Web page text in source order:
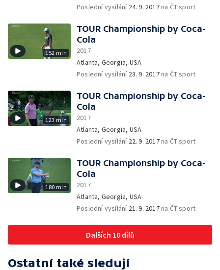
Poslední vysílání 24. 9. 2017na ČT sport
152 min
TOUR Championship by Coca-
Cola
2017
Atlanta, Georgia, USA
Poslední vysílání 23. 9. 2017na ČT sport
123 min
TOUR Championship by Coca-
Cola
2017
Atlanta, Georgia, USA
Poslední vysílání 22. 9. 2017na ČT sport
180 min
TOUR Championship by Coca-
Cola
2017
Atlanta, Georgia, USA
Poslední vysílání 21. 9. 2017na ČT sport
Dalších 10 dílů
Ostatní také sledují